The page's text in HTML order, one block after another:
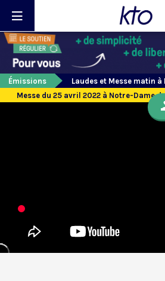
Émissions
Laudes et Messe matin
Messe du 25 avril 2022 à Notre-Dame